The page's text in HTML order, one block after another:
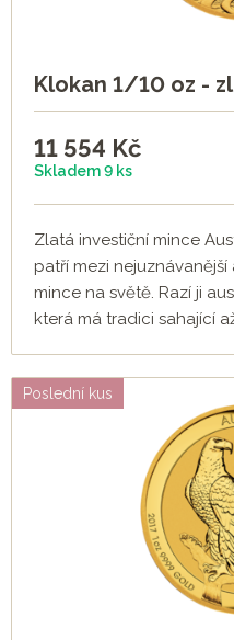
Klokan 1/10 oz -
11 554 Kč
Skladem 9 ks
Zlatá investiční mince
patří mezi
mince na světě. Razí ji
která má tradici sahající
Poslední kus